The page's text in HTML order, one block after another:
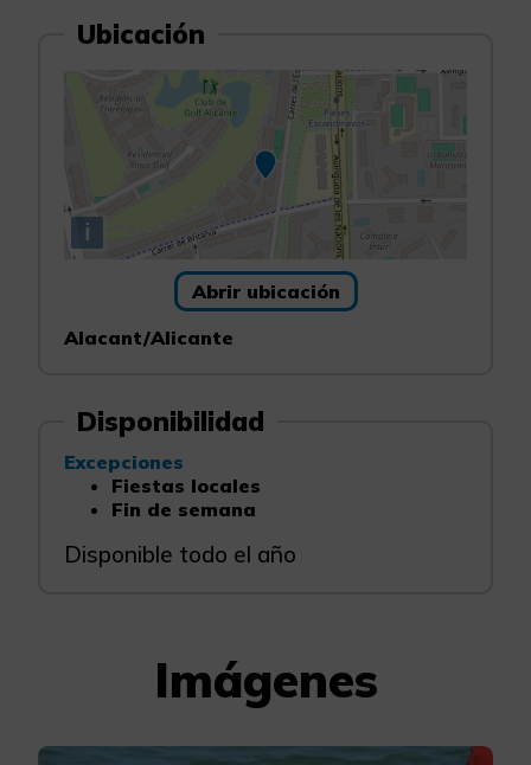
Ubicación
i
Abrir ubicación
Alacant/Alicante
Disponibilidad
Excepciones
Fiestas locales
Fin de semana
Disponible todo el año
Imágenes